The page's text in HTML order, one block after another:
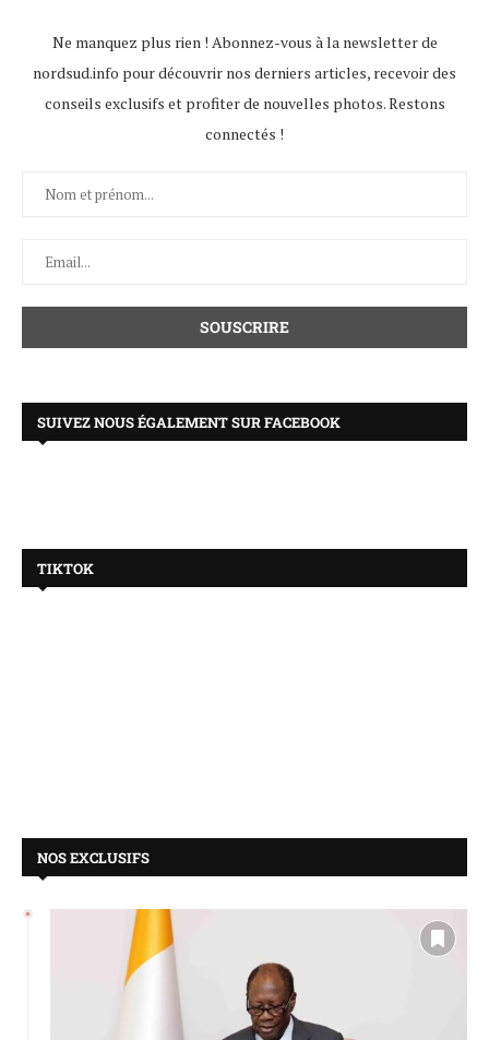
Ne manquez plus rien ! Abonnez-vous à la newsletter de
nordsud.info pour découvrir nos derniers articles, recevoir des
conseils exclusifs et profiter de nouvelles photos. Restons
connectés !
SUIVEZ NOUS ÉGALEMENT SUR FACEBOOK
TIKTOK
NOS EXCLUSIFS